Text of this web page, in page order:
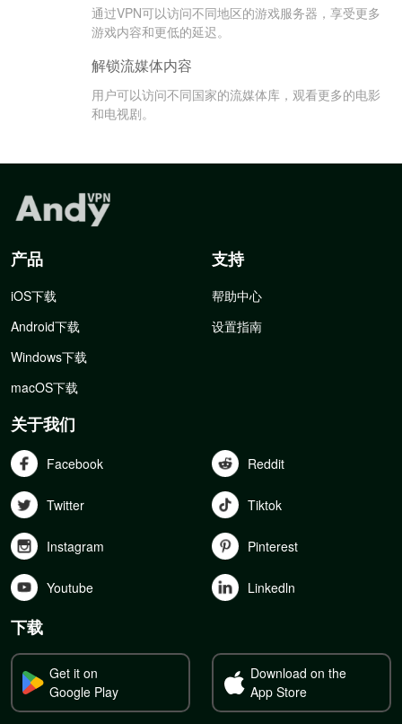
通过VPN可以访问不同地区的游戏服务器，享受更多
游戏内容和更低的延迟。
解锁流媒体内容
用户可以访问不同国家的流媒体库，观看更多的电影
和电视剧。
产品
iOS下载
Android下载
Windows下载
macOS下载
支持
帮助中心
设置指南
关于我们
Facebook Reddit
Twitter Tiktok
Instagram Pinterest
Youtube Linkedln
下载
Get it on
Google Play
Download on the
App Store